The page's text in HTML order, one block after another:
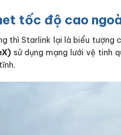
tốc độ cao
thì Starlink lại là biểu tượng
sử dụng mạng lưới vệ tinh